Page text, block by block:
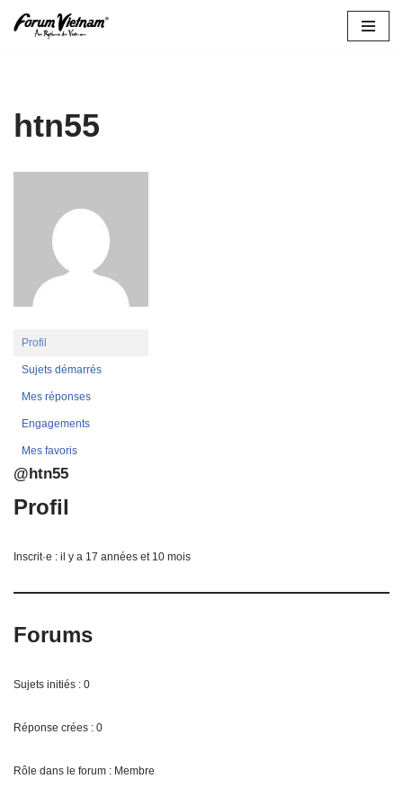
htn55
Profil
Sujets démarrés
Mes réponses
Engagements
Mes favoris
@htn55
Profil
Inscrit·e : il y a 17 années et 10 mois
Forums
Sujets initiés : 0
Réponse crées : 0
Rôle dans le forum : Membre